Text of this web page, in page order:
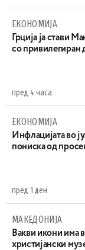
ЕКОНОМИЈА
Грција ја стави
со привилегиран
пред 4 часа
ЕКОНОМИЈА
Инфлацијата во
пониска од
пред 1 ден
МАКЕДОНИЈА
Вакви икони има
христијански